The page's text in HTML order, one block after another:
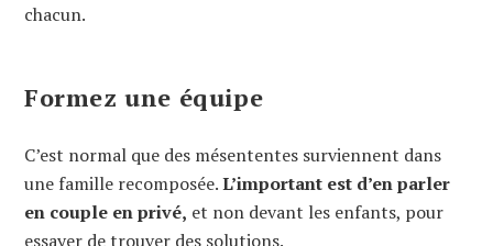
chacun.
Formez une équipe
C’est normal que des mésententes surviennent dans
une famille recomposée.L’important est d’en parler
en couple en privé, et non devant les enfants, pour
essayer de trouver des solutions.